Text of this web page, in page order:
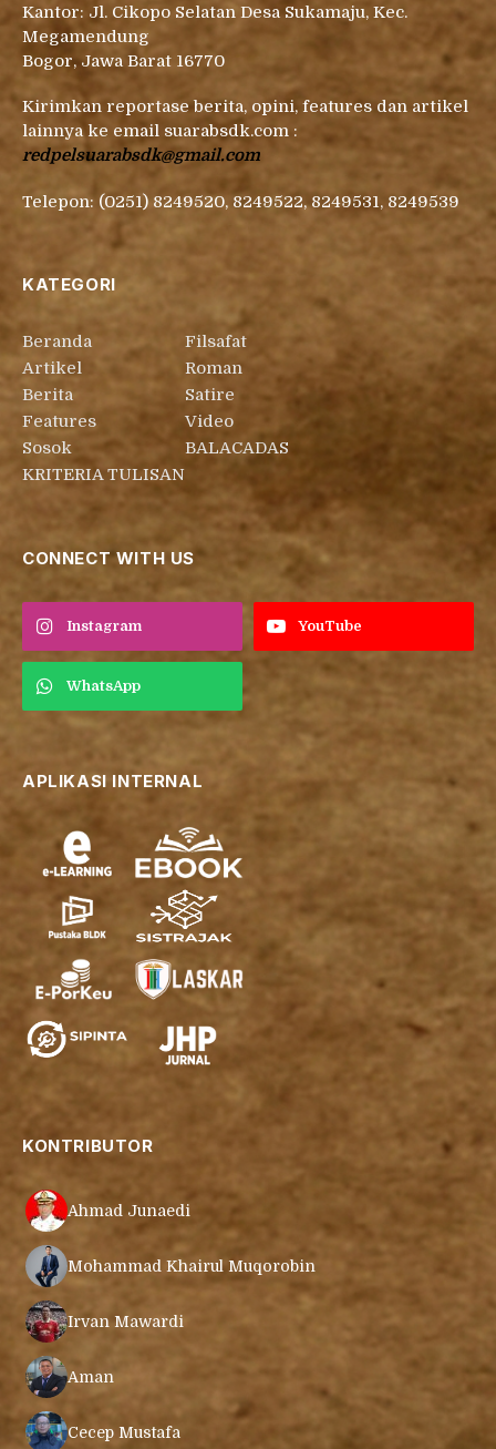
Kantor: Jl. Cikopo Selatan Desa Sukamaju, Kec.
Megamendung
Bogor, Jawa Barat 16770
Kirimkan reportase berita, opini, features dan artikel
lainnya ke email suarabsdk.com :
redpelsuarabsdk@gmail.com
Telepon: (0251) 8249520, 8249522, 8249531, 8249539
KATEGORI
Beranda
Artikel
Berita
Features
Sosok
KRITERIA TULISAN
Filsafat
Roman
Satire
Video
BALACADAS
CONNECT WITH US
Instagram YouTube
WhatsApp
APLIKASI INTERNAL
KONTRIBUTOR
Ahmad Junaedi
Mohammad Khairul Muqorobin
Irvan Mawardi
Aman
Cecep Mustafa